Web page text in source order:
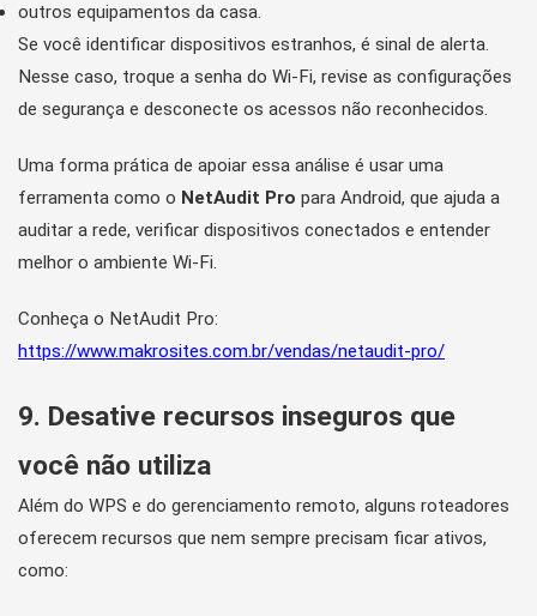
outros equipamentos da casa.
Se você identificar dispositivos estranhos, é sinal de alerta.
Nesse caso, troque a senha do Wi-Fi, revise as configurações
de segurança e desconecte os acessos não reconhecidos.
Uma forma prática de apoiar essa análise é usar uma
ferramenta como o NetAudit Pro para Android, que ajuda a
auditar a rede, verificar dispositivos conectados e entender
melhor o ambiente Wi-Fi.
Conheça o NetAudit Pro:
https://www.makrosites.com.br/vendas/netaudit-pro/
9. Desative recursos inseguros que
você não utiliza
Além do WPS e do gerenciamento remoto, alguns roteadores
oferecem recursos que nem sempre precisam ficar ativos,
como: